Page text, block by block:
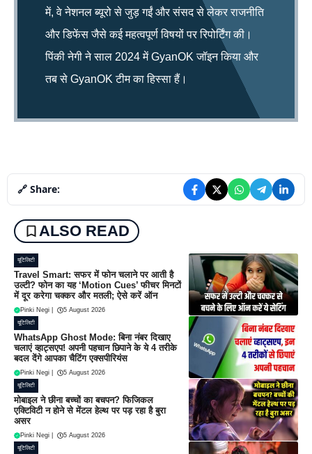
में, वे नेशनल ब्यूरो से जुड़ गईं और संसद से लेकर राजनीति
और डिफेंस जैसे कई महत्वपूर्ण विषयों पर रिपोर्टिंग की।
पिंकी नेगी ने साल 2024 में GyanOK जॉइन किया और
तब से GyanOK टीम का हिस्सा हैं।
🔗 Share:
ALSO READ
यूटिलिटी
Travel Smart: सफर में फोन चलाने पर आती है
उल्टी? फोन का यह ‘Motion Cues’ फीचर मिनटों
में दूर करेगा चक्कर और मतली; ऐसे करें ऑन
Pinki Negi 5 August 2026
यूटिलिटी
WhatsApp Ghost Mode: बिना नंबर दिखाए
चलाएं व्हाट्सएप! अपनी पहचान छिपाने के ये 4 तरीके
बदल देंगे आपका चैटिंग एक्सपीरियंस
Pinki Negi 5 August 2026
यूटिलिटी
मोबाइल ने छीना बच्चों का बचपन? फिजिकल
एक्टिविटी न होने से मेंटल हेल्थ पर पड़ रहा है बुरा
असर
Pinki Negi 5 August 2026
यूटिलिटी